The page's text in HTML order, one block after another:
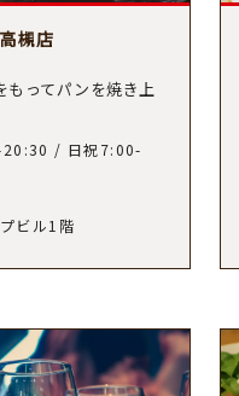
槻店
もってパンを焼き上
20:30 / 日祝7:00-
ビル1階